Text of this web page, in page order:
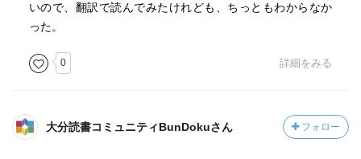
いので、翻訳で読んでみたけれども、ちっともわからなか
った。
0 詳細をみる
大分読書コミュニティBunDokuさん フォロー